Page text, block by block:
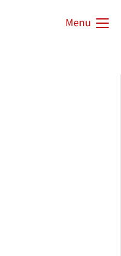
Menu